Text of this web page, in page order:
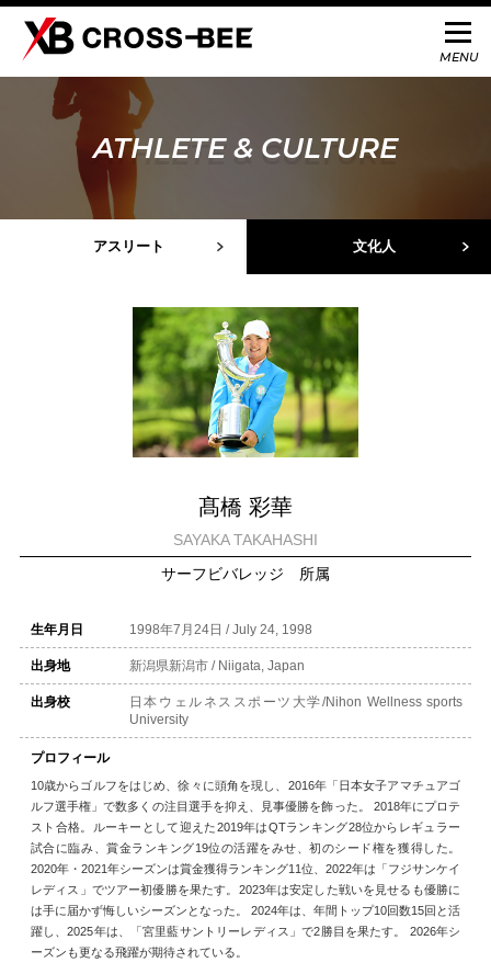
ATHLETE & CULTURE
アスリート 文化人
髙橋 彩華
SAYAKA TAKAHASHI
サーフビバレッジ 所属
生年月日 1998年7月24日 / July 24, 1998
出身地 新潟県新潟市 / Niigata, Japan
出身校
日本ウェルネススポーツ大学/Nihon Wellness sports
University
プロフィール
10歳からゴルフをはじめ、徐々に頭角を現し、2016年「日本女子アマチュアゴ
ルフ選手権」で数多くの注目選手を抑え、見事優勝を飾った。 2018年にプロテ
スト合格。ルーキーとして迎えた2019年はQTランキング28位からレギュラー
試合に臨み、賞金ランキング19位の活躍をみせ、初のシード権を獲得した。
2020年・2021年シーズンは賞金獲得ランキング11位、2022年は「フジサンケイ
レディス」でツアー初優勝を果たす。2023年は安定した戦いを見せるも優勝に
は手に届かず悔しいシーズンとなった。 2024年は、年間トップ10回数15回と活
躍し、2025年は、「宮里藍サントリーレディス」で2勝目を果たす。 2026年シ
ーズンも更なる飛躍が期待されている。